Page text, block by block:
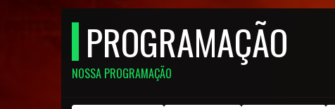
PROGRAMAÇÃO
NOSSA PROGRAMAÇÃO